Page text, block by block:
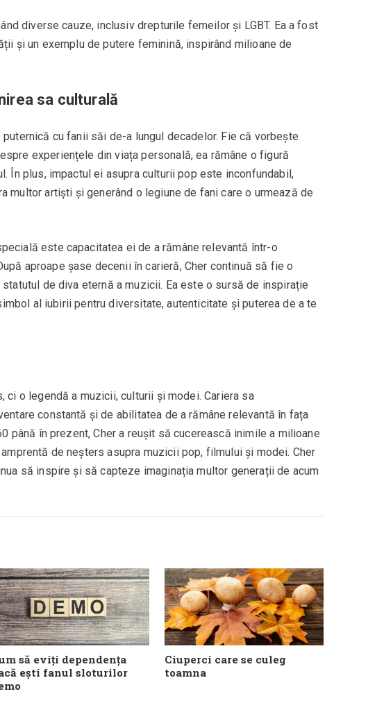
diverse cauze, inclusiv drepturile femeilor și LGBT. Ea a fost
și un exemplu de putere feminină, inspirând milioane de
sa culturală
cu fanii săi de-a lungul decadelor. Fie că vorbește
experiențele din viața personală, ea rămâne o figură
În plus, impactul ei asupra culturii pop este inconfundabil,
multor artiști și generând o legiune de fani care o urmează de
este capacitatea ei de a rămâne relevantă într-o
aproape șase decenii în carieră, Cher continuă să fie o
de diva eternă a muzicii. Ea este o sursă de inspirație
al iubirii pentru diversitate, autenticitate și puterea de a te
ci o legendă a muzicii, culturii și modei. Cariera sa
constantă și de abilitatea de a rămâne relevantă în fața
până în prezent, Cher a reușit să cucerească inimile a milioane
de neșters asupra muzicii pop, filmului și modei. Cher
să inspire și să capteze imaginația multor generații de acum
să eviți dependența
ești fanul sloturilor
Ciuperci care se culeg
toamna